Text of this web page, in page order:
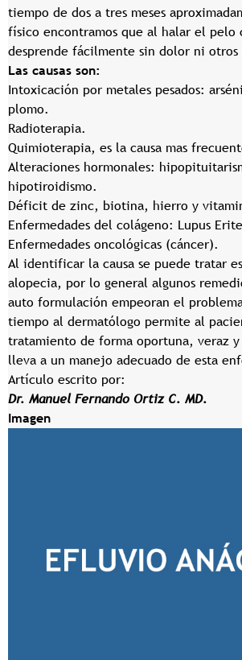
tiempo de dos a tres meses
físico encontramos que al halar el pelo
desprende fácilmente sin dolor ni otros
Las causas son:
Intoxicación por metales pesados:
plomo.
Radioterapia.
Quimioterapia, es la causa mas
Alteraciones hormonales:
hipotiroidismo.
Déficit de zinc, biotina, hierro y
Enfermedades del colágeno: Lupus
Enfermedades oncológicas (cáncer).
Al identificar la causa se puede tratar
alopecia, por lo general algunos
auto formulación empeoran el
tiempo al dermatólogo permite al
tratamiento de forma oportuna, veraz
lleva a un manejo adecuado de esta
Artículo escrito por:
Dr. Manuel Fernando Ortiz C. MD.
Imagen